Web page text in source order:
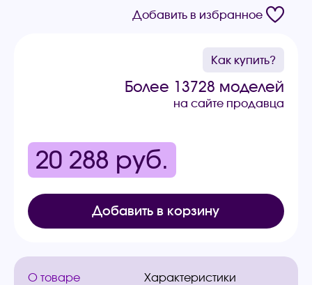
Добавить в избранное
Как купить?
Более 13728 моделей
на сайте продавца
20 288 руб.
Добавить в корзину
О товаре
Характеристики